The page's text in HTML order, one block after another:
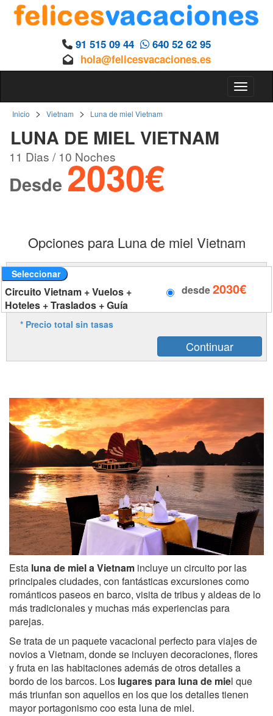
91 515 09 44
640 52 62 95
hola@felicesvacaciones.es
Inicio > Vietnam > Luna de miel Vietnam
LUNA DE MIEL VIETNAM
11 Dias / 10 Noches
Desde 2030€
Opciones para Luna de miel Vietnam
Seleccionar
Circuito Vietnam + Vuelos +
Hoteles + Traslados + Guía
desde2030€
* Precio total sin tasas
Esta luna de miel a Vietnam incluye un circuito por las
principales ciudades, con fantásticas excursiones como
románticos paseos en barco, visita de tribus y aldeas de lo
más tradicionales y muchas más experiencias para
parejas.
Se trata de un paquete vacacional perfecto para viajes de
novios a Vietnam, donde se incluyen decoraciones, flores
y fruta en las habitaciones además de otros detalles a
bordo de los barcos. Los lugares para luna de miel que
más triunfan son aquellos en los que los detalles tienen
mayor portagonismo coo esta luna de miel.